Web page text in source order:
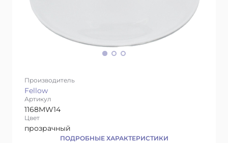
Производитель
Fellow
Артикул
1168MW14
Цвет
прозрачный
ПОДРОБНЫЕ ХАРАКТЕРИСТИКИ